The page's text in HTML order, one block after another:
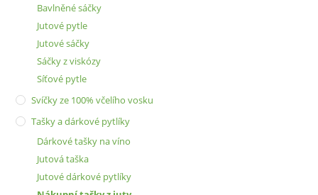
Bavlněné sáčky
Jutové pytle
Jutové sáčky
Sáčky z viskózy
Síťové pytle
Svíčky ze 100% včelího vosku
Tašky a dárkové pytlíky
Dárkové tašky na víno
Jutová taška
Jutové dárkové pytlíky